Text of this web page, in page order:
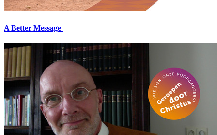
A Better Message